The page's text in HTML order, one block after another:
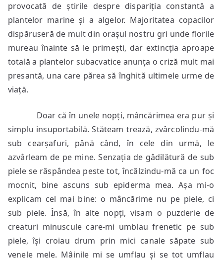
provocată de știrile despre dispariția constantă a
plantelor marine și a algelor. Majoritatea copacilor
dispăruseră de mult din orașul nostru gri unde florile
mureau înainte să le primești, dar extincția aproape
totală a plantelor subacvatice anunța o criză mult mai
presantă, una care părea să înghită ultimele urme de
viață.
Doar că în unele nopți, mâncărimea era pur și
simplu insuportabilă. Stăteam trează, zvârcolindu-mă
sub cearșafuri, până când, în cele din urmă, le
azvârleam de pe mine. Senzația de gâdilătură de sub
piele se răspândea peste tot, încălzindu-mă ca un foc
mocnit, bine ascuns sub epiderma mea. Așa mi-o
explicam cel mai bine: o mâncărime nu pe piele, ci
sub piele. Însă, în alte nopți, visam o puzderie de
creaturi minuscule care-mi umblau frenetic pe sub
piele, își croiau drum prin mici canale săpate sub
venele mele. Mâinile mi se umflau și se tot umflau